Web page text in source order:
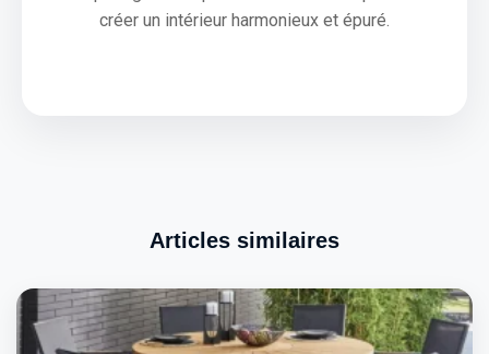
créer un intérieur harmonieux et épuré.
Articles similaires